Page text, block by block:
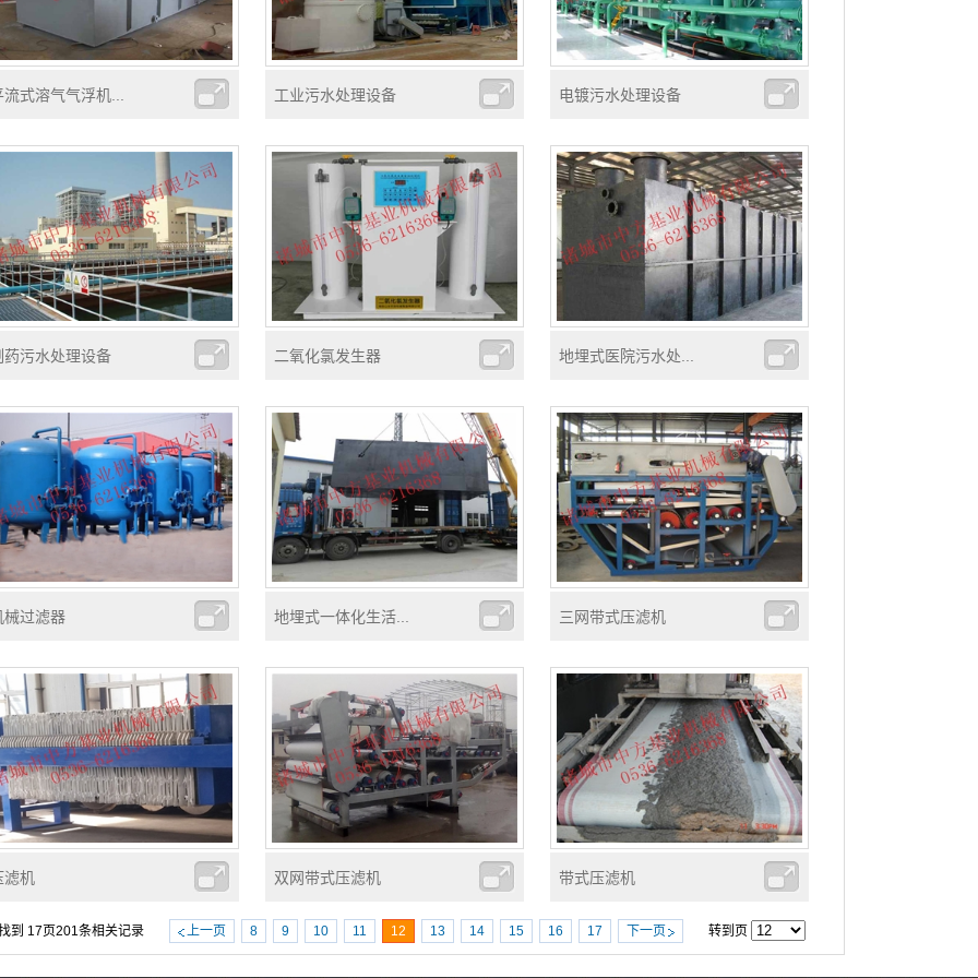
流式溶气气浮机... 工业污水处理设备 电镀污水处理设备
药污水处理设备 二氧化氯发生器 地埋式医院污水处...
械过滤器 地埋式一体化生活... 三网带式压滤机
滤机 双网带式压滤机 带式压滤机
到 17 页201条相关记录 上一页 8 9 10 11 12 13 14 15 16 17 下一页 转到页